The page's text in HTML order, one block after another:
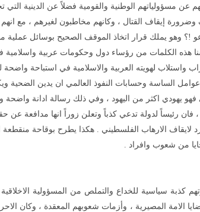
مسؤولياتهم الوطنية والقومية فضلاً عن الدينية
وضرورة إيقاف القتال ، وكانهم مخاطبون لغيرهم ، مع
!؟ وهو يملك قرار اتخاذ الموقف الصحيح بوسائل عملية
هذه الكلمات من رؤساء دول وحكومات عربية
لهويته العربية والاسلامية في استباحة واضحة
الساسة وحسابات النفوذ العالمي ان يدين الضحية
فهو يهودي اكثر من اليهود ، وفي ذلك رسالة ادانة
فان رئيساً لدولة تدعي كذباً وتعلن زوراً انها مدافعة عن
لايقاف الارهاب الفلسطيني . هكذا يطرح بوقاحة منقطعة
من شعوب وافراد .
كذبة سياسية للخداع والتملص من المسؤولية الاخلاقية
الامة المصيرية ، وأزمات شعوبهم المعقدة ، وكان